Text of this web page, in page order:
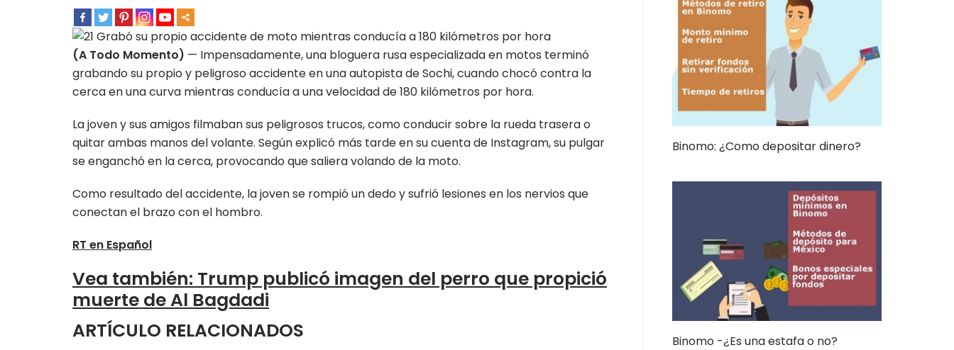
(A Todo Momento) — Impensadamente, una bloguera rusa especializada en motos terminó
grabando su propio y peligroso accidente en una autopista de Sochi, cuando chocó contra la
cerca en una curva mientras conducía a una velocidad de 180 kilómetros por hora.
La joven y sus amigos filmaban sus peligrosos trucos, como conducir sobre la rueda trasera o
quitar ambas manos del volante. Según explicó más tarde en su cuenta de Instagram, su pulgar
se enganchó en la cerca, provocando que saliera volando de la moto.
Como resultado del accidente, la joven se rompió un dedo y sufrió lesiones en los nervios que
conectan el brazo con el hombro.
RT en Español
Vea también: Trump publicó imagen del perro que propició
muerte de Al Bagdadi
ARTÍCULO RELACIONADOS
Binomo: ¿Como depositar dinero?
Binomo -¿Es una estafa o no?